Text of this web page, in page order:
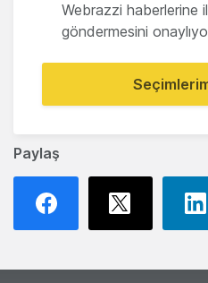
Paylaş
Webrazzi haberlerine
göndermesini